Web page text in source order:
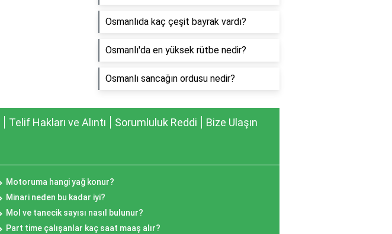
Osmanlıda kaç çeşit bayrak vardı?
Osmanlı'da en yüksek rütbe nedir?
Osmanlı sancağın ordusu nedir?
Telif Hakları ve Alıntı Sorumluluk Reddi Bize Ulaşın
Motoruma hangi yağ konur?
Minari neden bu kadar iyi?
Mol ve tanecik sayısı nasıl bulunur?
Part time çalışanlar kaç saat maaş alır?